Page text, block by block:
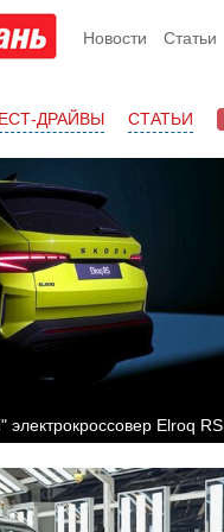
Новости Статьи
ДРАЙВЫ СТАТЬИ
электрокроссовер Elroq RS